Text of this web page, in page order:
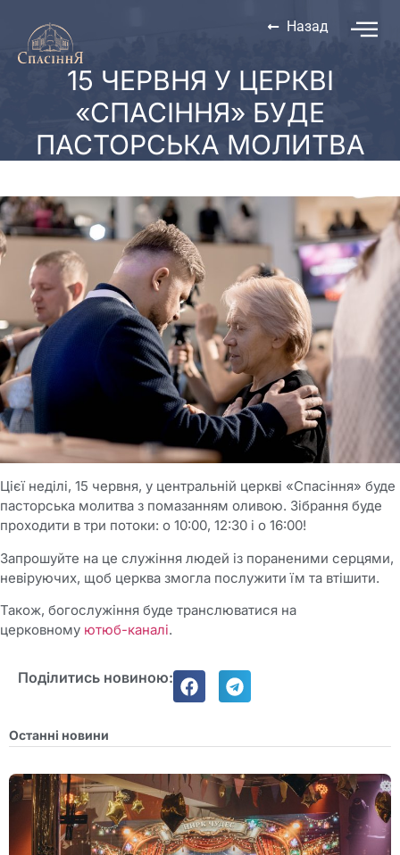
Назад
15 ЧЕРВНЯ У ЦЕРКВІ
«СПАСІННЯ» БУДЕ
ПАСТОРСЬКА МОЛИТВА
Цієї неділі, 15 червня, у центральній церкві «Спасіння» буде
пасторська молитва з помазанням оливою. Зібрання буде
проходити в три потоки: о 10:00, 12:30 і о 16:00!
Запрошуйте на це служіння людей із пораненими серцями,
невіруючих, щоб церква змогла послужити їм та втішити.
Також, богослужіння буде транслюватися на
церковному ютюб-каналі.
Поділитись новиною:
Останні новини